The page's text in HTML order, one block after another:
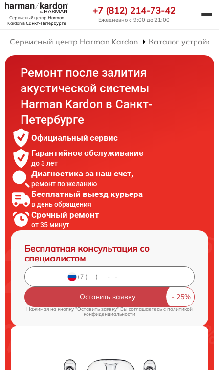
Сервисный центр Harman
Kardonв Санкт-Петербурге
+7 (812) 214-73-42
Ежедневно с 9:00 до 21:00
Сервисный центр Harman Kardon Каталог устройств
Ремонт после залития
акустической системы
Harman Kardon в Санкт-
Петербурге
Официальный сервис
Гарантийное обслуживание
до 3 лет
Диагностика за наш счет,
ремонт по желанию
Бесплатный выезд курьера
в день обращения
Срочный ремонт
от 35 минут
Бесплатная консультация со
специалистом
Оставить заявку
Нажимая на кнопку "Оставить заявку" Вы соглашаетесь cполитикой
конфиденциальности